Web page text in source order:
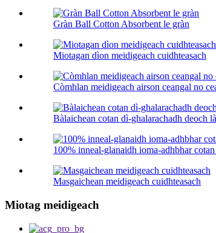
Gràn Ball Cotton Absorbent le gràn
Miotagan dìon meidigeach cuidhteasach
Còmhlan meidigeach airson ceangal no
Bàlaichean cotan dì-ghalarachadh deoch
100% inneal-glanaidh ioma-adhbhar cotan
Masgaichean meidigeach cuidhteasach
Miotag meidigeach